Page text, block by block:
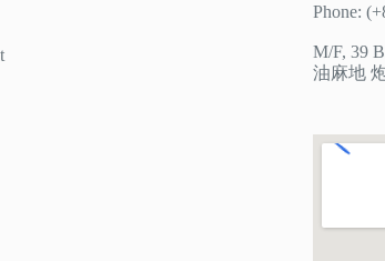
Phone:
M/F, 39
油麻地